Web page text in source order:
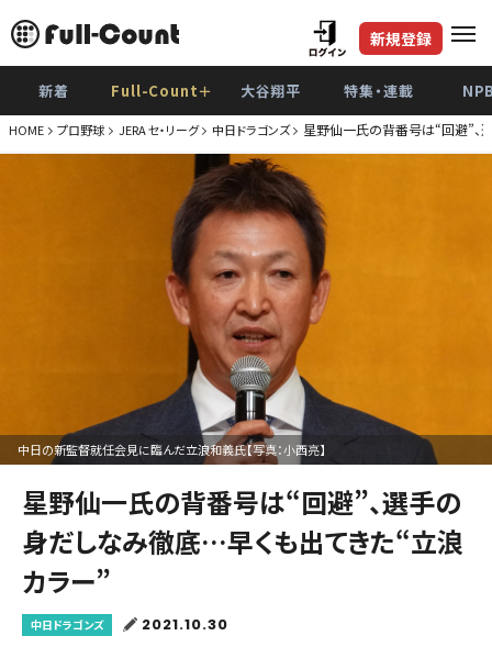
新規登録
新着 Full-Count＋ 大谷翔平 特集・連載
HOME プロ野球 JERA セ・リーグ 中日ドラゴンズ 星野仙一氏の背番号は“回避”、
中日の新監督就任会見に臨んだ立浪和義氏【写真：小西亮】
星野仙一氏の背番号は“回避”、選手の
身だしなみ徹底…早くも出てきた“立浪
カラー”
中日ドラゴンズ 2021.10.30